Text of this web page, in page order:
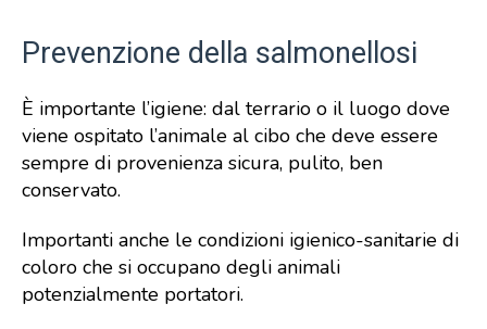
Prevenzione della salmonellosi
È importante l’igiene: dal terrario o il luogo dove
viene ospitato l’animale al cibo che deve essere
sempre di provenienza sicura, pulito, ben
conservato.
Importanti anche le condizioni igienico-sanitarie di
coloro che si occupano degli animali
potenzialmente portatori.